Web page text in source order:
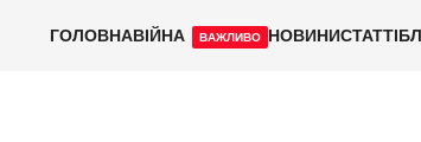
ГОЛОВНАВІЙНА ВАЖЛИВО НОВИНИСТАТТІ